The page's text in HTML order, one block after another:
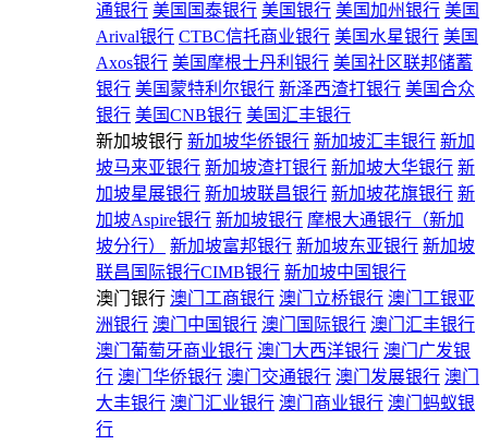
通银行 美国国泰银行 美国银行 美国加州银行 美国
Arival银行 CTBC信托商业银行 美国水星银行 美国
Axos银行 美国摩根士丹利银行 美国社区联邦储蓄
银行 美国蒙特利尔银行 新泽西渣打银行 美国合众
银行 美国CNB银行 美国汇丰银行
新加坡银行 新加坡华侨银行 新加坡汇丰银行 新加
坡马来亚银行 新加坡渣打银行 新加坡大华银行 新
加坡星展银行 新加坡联昌银行 新加坡花旗银行 新
加坡Aspire银行 新加坡银行 摩根大通银行（新加
坡分行）
新加坡富邦银行 新加坡东亚银行 新加坡
联昌国际银行CIMB银行 新加坡中国银行
澳门银行 澳门工商银行 澳门立桥银行 澳门工银亚
洲银行 澳门中国银行 澳门国际银行 澳门汇丰银行
澳门葡萄牙商业银行 澳门大西洋银行 澳门广发银
行 澳门华侨银行 澳门交通银行 澳门发展银行 澳门
大丰银行 澳门汇业银行 澳门商业银行 澳门蚂蚁银
行